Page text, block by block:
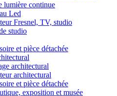
lumière continue
Led
Fresnel, TV, studio
studio
et pièce détachée
architectural
architectural
et pièce détachée
exposition et musée